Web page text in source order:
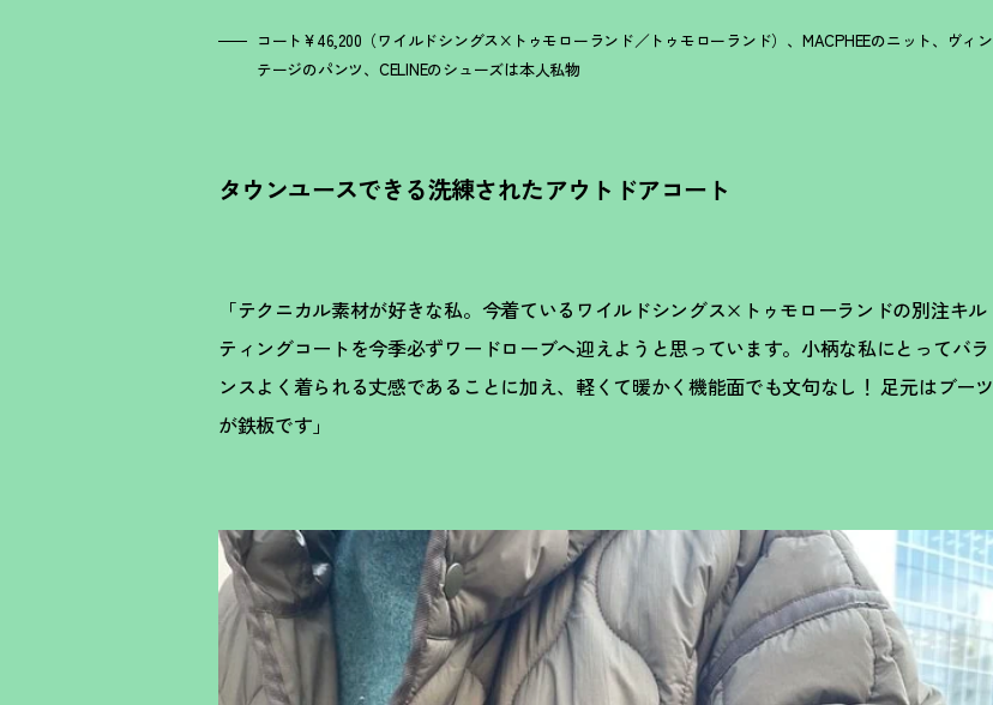
コート¥46,200（ワイルドシングス×トゥモローランド／トゥモローランド）、MACPHEEのニット、ヴィン
テージのパンツ、CELINEのシューズは本人私物
タウンユースできる洗練されたアウトドアコート
「テクニカル素材が好きな私。今着ているワイルドシングス×トゥモローランドの別注キル
ティングコートを今季必ずワードローブへ迎えようと思っています。小柄な私にとってバラ
ンスよく着られる丈感であることに加え、軽くて暖かく機能面でも文句なし ！ 足元はブーツ
が鉄板です」